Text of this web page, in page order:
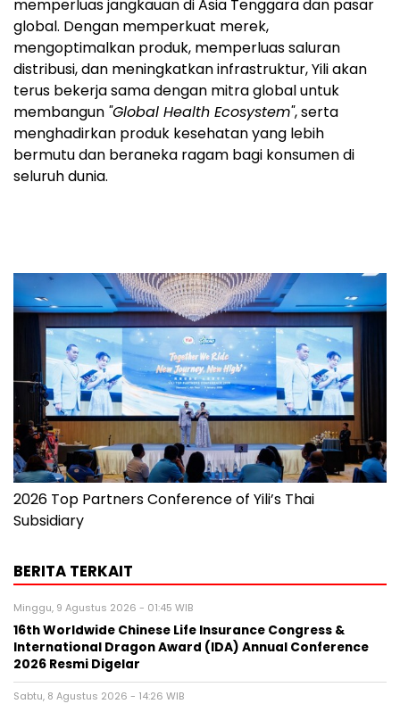
memperluas jangkauan di Asia Tenggara dan pasar
global. Dengan memperkuat merek,
mengoptimalkan produk, memperluas saluran
distribusi, dan meningkatkan infrastruktur, Yili akan
terus bekerja sama dengan mitra global untuk
membangun "Global Health Ecosystem", serta
menghadirkan produk kesehatan yang lebih
bermutu dan beraneka ragam bagi konsumen di
seluruh dunia.
2026 Top Partners Conference of Yili’s Thai
Subsidiary
BERITA TERKAIT
Minggu, 9 Agustus 2026 - 01:45 WIB
16th Worldwide Chinese Life Insurance Congress &
International Dragon Award (IDA) Annual Conference
2026 Resmi Digelar
Sabtu, 8 Agustus 2026 - 14:26 WIB